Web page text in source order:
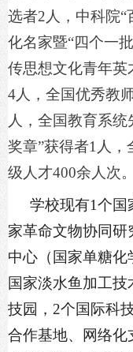
选者2人，中科院“
化名家暨“四个一
传思想文化青年英
4人，全国优秀教
人，全国教育系
奖章”获得者1人
级人才400余人次。
学校现有1个国
家革命文物协同
中心（国家单糖
国家淡水鱼加工
技园，2个国际科
合作基地、网络化